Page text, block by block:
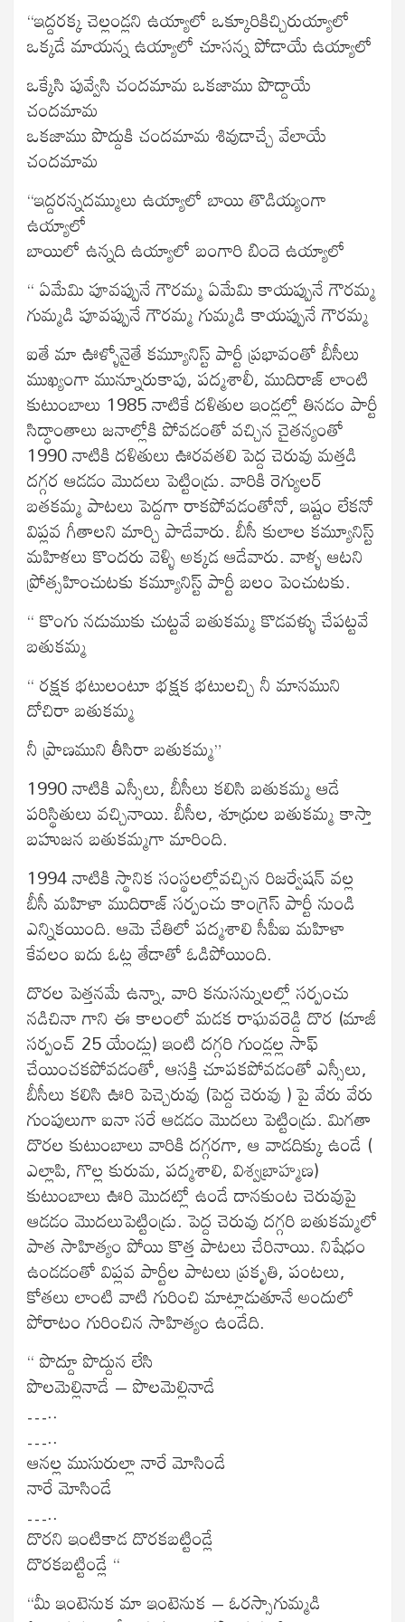
“ఇద్దరక్క చెల్లండ్లని ఉయ్యాలో ఒక్కూరికిచ్చిరుయ్యాలో
ఒక్కడే మాయన్న ఉయ్యాలో చూసన్న పోడాయే ఉయ్యాలో
ఒక్కేసి పువ్వేసి చందమామ ఒకజాము పొద్దాయే
చందమామ
ఒకజాము పొద్దుకి చందమామ శివుడాచ్చే వేలాయే
చందమామ
“ఇద్దరన్నదమ్ములు ఉయ్యాలో బాయి తొడియ్యంగా
ఉయ్యాలో
బాయిలో ఉన్నది ఉయ్యాలో బంగారి బిందె ఉయ్యాలో
“ ఏమేమి పూవప్పునే గౌరమ్మ ఏమేమి కాయప్పునే గౌరమ్మ
గుమ్మడి పూవప్పునే గౌరమ్మ గుమ్మడి కాయప్పునే గౌరమ్మ
ఐతే మా ఊళ్ళోనైతే కమ్యూనిస్ట్ పార్టీ ప్రభావంతో బీసీలు
ముఖ్యంగా మున్నూరుకాపు, పద్మశాలీ, ముదిరాజ్ లాంటి
కుటుంబాలు 1985 నాటికే దళితుల ఇండ్లల్లో తినడం పార్టీ
సిద్ధాంతాలు జనాల్లోకి పోవడంతో వచ్చిన చైతన్యంతో
1990 నాటికి దళితులు ఊరవతలి పెద్ద చెరువు మత్తడి
దగ్గర ఆడడం మొదలు పెట్టిండ్రు. వారికి రెగ్యులర్
బతకమ్మ పాటలు పెద్దగా రాకపోవడంతోనో, ఇష్టం లేకనో
విప్లవ గీతాలని మార్చి పాడేవారు. బీసీ కులాల కమ్యూనిస్ట్
మహిళలు కొందరు వెళ్ళి అక్కడ ఆడేవారు. వాళ్ళ ఆటని
ప్రోత్సహించుటకు కమ్యూనిస్ట్ పార్టీ బలం పెంచుటకు.
“ కొంగు నడుముకు చుట్టవే బతుకమ్మ కొడవళ్ళు చేపట్టవే
బతుకమ్మ
“ రక్షక భటులంటూ భక్షక భటులచ్చి నీ మానముని
దోచిరా బతుకమ్మ
నీ ప్రాణముని తీసిరా బతుకమ్మ”
1990 నాటికి ఎస్సీలు, బీసీలు కలిసి బతుకమ్మ ఆడే
పరిస్థితులు వచ్చినాయి. బీసీల, శూధ్రుల బతుకమ్మ కాస్తా
బహుజన బతుకమ్మగా మారింది.
1994 నాటికి స్థానిక సంస్థలల్లోవచ్చిన రిజర్వేషన్ వల్ల
బీసీ మహిళా ముదిరాజ్ సర్పంచు కాంగ్రెస్ పార్టీ నుండి
ఎన్నికయింది. ఆమె చేతిలో పద్మశాలి సీపీఐ మహిళా
కేవలం ఐదు ఓట్ల తేడాతో ఓడిపోయింది.
దొరల పెత్తనమే ఉన్నా, వారి కనుసన్నులల్లో సర్పంచు
నడిచినా గాని ఈ కాలంలో మడక రాఘవరెడ్డి దొర (మాజీ
సర్పంచ్ 25 యేండ్లు) ఇంటి దగ్గరి గుండ్లల్ల సాఫ్
చేయించకపోవడంతో, ఆసక్తి చూపకపోవడంతో ఎస్సీలు,
బీసీలు కలిసి ఊరి పెచ్చెరువు (పెద్ద చెరువు ) పై వేరు వేరు
గుంపులుగా ఐనా సరే ఆడడం మొదలు పెట్టిండ్రు. మిగతా
దొరల కుటుంబాలు వారికి దగ్గరగా, ఆ వాడదిక్కు ఉండే (
ఎల్లాపి, గొల్ల కురుమ, పద్మశాలి, విశ్వబ్రాహ్మణ)
కుటుంబాలు ఊరి మొదట్లో ఉండే దానకుంట చెరువుపై
ఆడడం మొదలుపెట్టిండ్రు. పెద్ద చెరువు దగ్గరి బతుకమ్మలో
పాత సాహిత్యం పోయి కొత్త పాటలు చేరినాయి. నిషేధం
ఉండడంతో విప్లవ పార్టీల పాటలు ప్రకృతి, పంటలు,
కోతలు లాంటి వాటి గురించి మాట్లాడుతూనే అందులో
పోరాటం గురించిన సాహిత్యం ఉండేది.
“ పొద్దూ పొద్దున లేసి
పొలమెల్లినాడే – పొలమెల్లినాడే
…..
…..
ఆనల్ల ముసురుల్లా నారే మోసిండే
నారే మోసిండే
…..
దొరని ఇంటికాడ దొరకబట్టిండ్లే
దొరకబట్టిండ్లే “
“మీ ఇంటెనుక మా ఇంటెనుక – ఓరస్సాగుమ్మడి